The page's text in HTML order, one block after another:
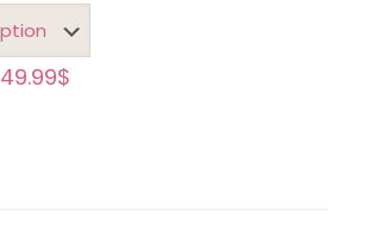
49.99$Plage